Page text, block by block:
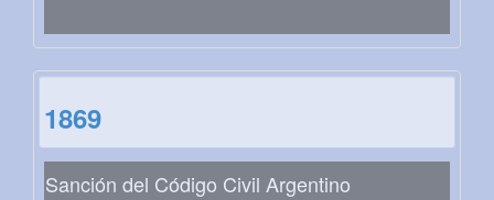
1869
Sanción del Código Civil Argentino